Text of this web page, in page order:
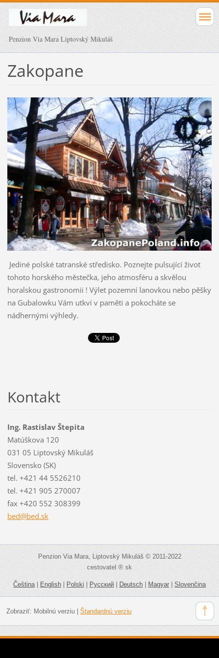
Penzion Via Mara Liptovský Mikuláš
Zakopane
Jediné polské tatranské středisko. Poznejte pulsující život
tohoto horského městečka, jeho atmosféru a skvělou
horalskou gastronomii ! Výlet pozemní lanovkou nebo pěšky
na Gubalowku Vám utkví v paměti a pokocháte se
nádhernými výhledy.
Kontakt
Ing. Rastislav Štepita
Matúškova 120
031 05 Liptovský Mikuláš
Slovensko (SK)
tel. +421 44 5526210
tel. +421 905 270007
fax +420 552 308399
bed@bed.sk
Penzion Via Mara, Liptovský Mikuláš © 2011-2022
cestovatel ® sk
Čeština|English|Polski|Русский|Deutsch|Magyar|Slovenčina
Zobraziť: Mobilnú verziu| Štandardnú verziu